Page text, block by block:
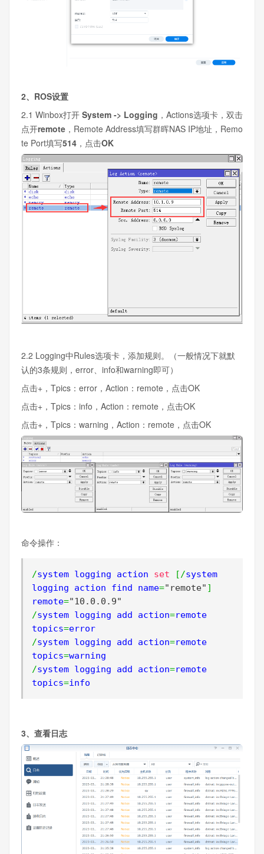
2、ROS设置
2.1 Winbox打开 System -> Logging ，Actions选项卡，双击
点开remote ，Remote Address填写群晖NAS IP地址，Remo
te Port填写514 ，点击OK
2.2 Logging中Rules选项卡，添加规则。（一般情况下就默
认的3条规则，error、info和warning即可）
点击+，Tpics：error，Action：remote，点击OK
点击+，Tpics：info，Action：remote，点击OK
点击+，Tpics：warning，Action：remote，点击OK
命令操作：
/system logging action set [/system
logging action find name="remote" ]
remote="10.0.0.9"
/system logging add action=remote
topics=
/system logging add action=remote
topics=
/system logging add action=remote
topics=info
3、查看日志